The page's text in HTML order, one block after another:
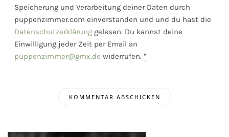
Speicherung und Verarbeitung deiner Daten durch
puppenzimmer.com einverstanden und und du hast die
Datenschutzerklärung gelesen. Du kannst deine
Einwilligung jeder Zeit per Email an
puppenzimmer@gmx.de widerrufen. *